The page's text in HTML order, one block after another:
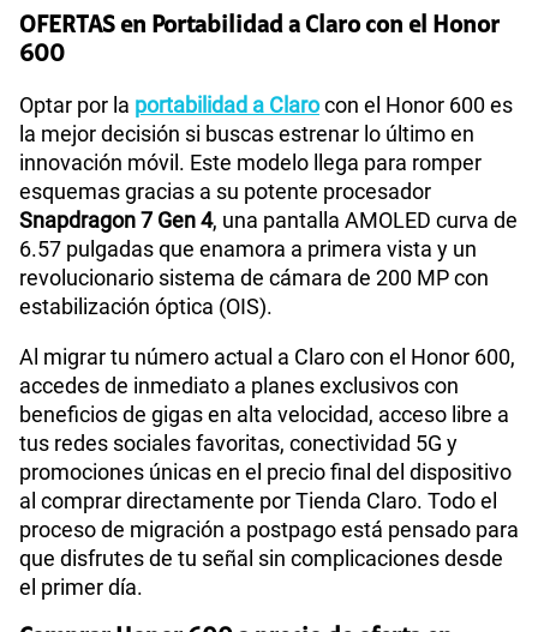
OFERTAS en Portabilidad a Claro con el Honor
600
Optar por la portabilidad a Clarocon el Honor 600 es
la mejor decisión si buscas estrenar lo último en
innovación móvil. Este modelo llega para romper
esquemas gracias a su potente procesador
Snapdragon 7 Gen 4, una pantalla AMOLED curva de
6.57 pulgadas que enamora a primera vista y un
revolucionario sistema de cámara de 200 MP con
estabilización óptica (OIS).
Al migrar tu número actual a Claro con el Honor 600,
accedes de inmediato a planes exclusivos con
beneficios de gigas en alta velocidad, acceso libre a
tus redes sociales favoritas, conectividad 5G y
promociones únicas en el precio final del dispositivo
al comprar directamente por Tienda Claro. Todo el
proceso de migración a postpago está pensado para
que disfrutes de tu señal sin complicaciones desde
el primer día.